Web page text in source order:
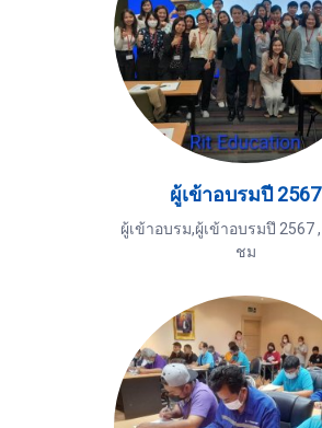
ผู้เข้าอบรมปี 2567
ผู้เข้าอบรม,ผู้เข้าอบรมปึ 2567,
ชม